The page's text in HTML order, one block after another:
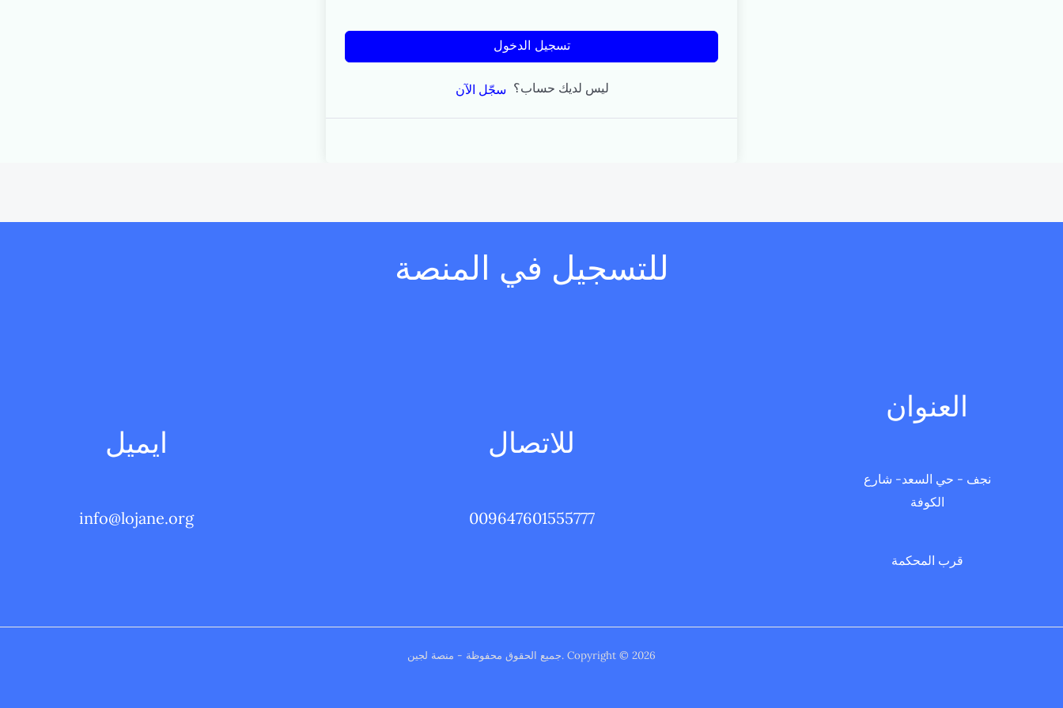
تسجيل الدخول
ليس لديك حساب؟ سجّل الآن
للتسجيل في المنصة
العنوان
نجف - حي السعد- شارع
الكوفة
قرب المحكمة
للاتصال
009647601555777
ايميل
info@lojane.org
Copyright © 2026 .جميع الحقوق محفوظة - منصة لجين